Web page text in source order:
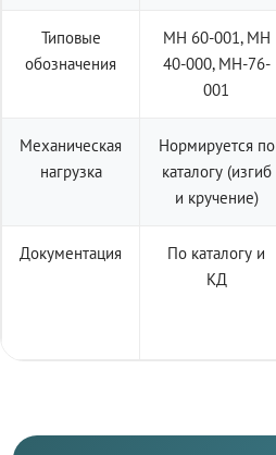
Типовые
обозначения
МН 60-001, МН
40-000, МН-76-
001
Механическая
нагрузка
Нормируется по
каталогу (изгиб
и кручение)
Документация
По каталогу и
КД